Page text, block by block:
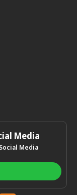
Media
Media